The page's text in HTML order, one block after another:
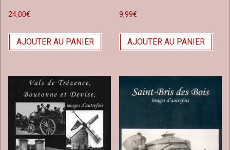
24,00€
AJOUTER AU PANIER
9,99€
AJOUTER AU PANIER